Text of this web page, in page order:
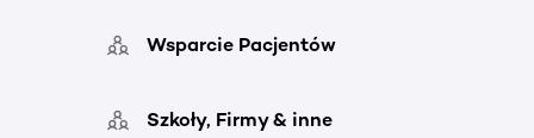
Wsparcie Pacjentów
Szkoły, Firmy & inne